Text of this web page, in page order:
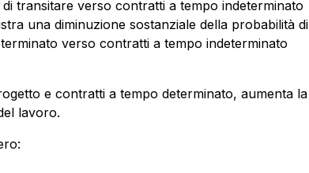
transitare verso contratti a tempo indeterminato
una diminuzione sostanziale della probabilità di
verso contratti a tempo indeterminato
e contratti a tempo determinato, aumenta la
lavoro.